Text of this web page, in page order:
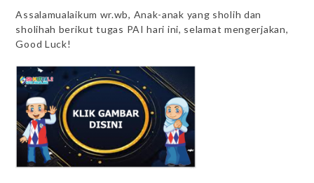
Assalamualaikum wr.wb, Anak-anak yang sholih dan
sholihah berikut tugas PAI hari ini, selamat mengerjakan,
Good Luck!